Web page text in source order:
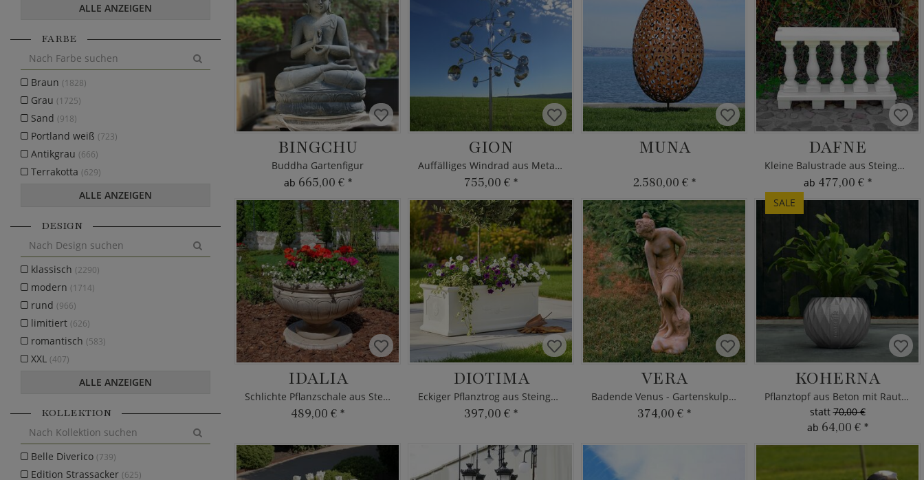
BINGCHU
Buddha Gartenfigur
ab 665,00 € *
GION
Auffälliges Windrad aus Metall mit Stab
755,00 € *
MUNA
2.580,00 € *
DAFNE
Kleine Balustrade aus Steinguss
ab 477,00 € *
IDALIA
Schlichte Pflanzschale aus Steinguss
489,00 € *
DIOTIMA
Eckiger Pflanztrog aus Steinguss
397,00 € *
VERA
Badende Venus - Gartenskulptur
374,00 € *
SALE
KOHERNA
Pflanztopf aus Beton mit Rauten
statt70,00 €
ab 64,00 € *
ALLE ANZEIGEN
FARBE
Braun (1828)
Grau (1725)
Sand (918)
Portland weiß (723)
Antikgrau (666)
Terrakotta (629)
ALLE ANZEIGEN
DESIGN
klassisch (2290)
modern (1714)
rund (966)
limitiert (626)
romantisch (583)
XXL (407)
ALLE ANZEIGEN
KOLLEKTION
Belle Diverico (739)
Edition Strassacker (625)